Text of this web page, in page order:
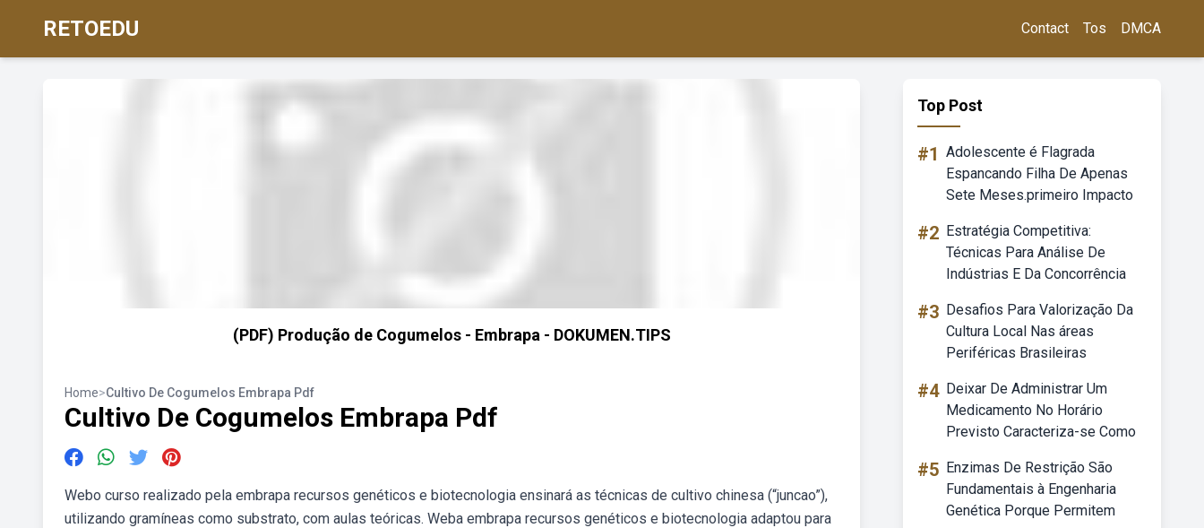
RETOEDU Contact Tos DMCA
(PDF) Produção de Cogumelos - Embrapa - DOKUMEN.TIPS
Home>Cultivo De Cogumelos Embrapa Pdf
Cultivo De Cogumelos Embrapa Pdf
Webo curso realizado pela embrapa recursos genéticos e biotecnologia ensinará as técnicas de cultivo chinesa (“juncao”),
utilizando gramíneas como substrato, com aulas teóricas. Weba embrapa recursos genéticos e biotecnologia adaptou para
Top Post
#1 Adolescente é Flagrada
Espancando Filha De Apenas
Sete Meses.primeiro Impacto
#2 Estratégia Competitiva:
Técnicas Para Análise De
Indústrias E Da Concorrência
#3 Desafios Para Valorização Da
Cultura Local Nas áreas
Periféricas Brasileiras
#4 Deixar De Administrar Um
Medicamento No Horário
Previsto Caracteriza-se Como
#5 Enzimas De Restrição São
Fundamentais à Engenharia
Genética Porque Permitem